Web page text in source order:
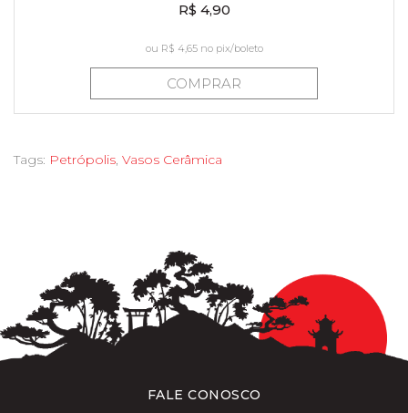
R$ 4,90
ou R$ 4,65no pix/boleto
COMPRAR
Tags: Petrópolis, Vasos Cerâmica
FALE CONOSCO